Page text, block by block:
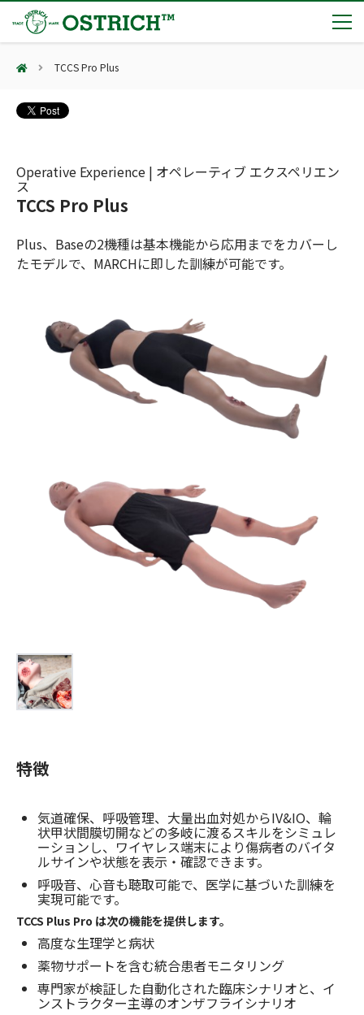
製品カテゴリー
輸血保冷庫
(Bear Avoidance)
(Cut Resistant)
(Massive Hemorrhage)
気道管理
(Airway)
循環管理
(Circulation)
低体温防止
(Hypothermia)
もっと見る
夏季休業のお知らせ
2展示会【①危機管理産業展(RISCON TOKYO)2026】【②テロ対策特殊装備展（SEECAT）】に同時出展いたします
オーストリッチ熊対策カタログ
総合カタログ掲載のお知らせ
もっと見る
会社案内
会社概要
カタログ
採用情報（外部サイトに移動します）
お問合せ
English 日本語
TCCS Pro Plus
Operative Experience | オペレーティブ エクスペリエン
ス
TCCS Pro Plus
Plus、Baseの2機種は基本機能から応用までをカバーし
たモデルで、MARCHに即した訓練が可能です。
特徴
気道確保、呼吸管理、大量出血対処からIV&IO、輪
状甲状間膜切開などの多岐に渡るスキルをシミュレ
ーションし、ワイヤレス端末により傷病者のバイタ
ルサインや状態を表示・確認できます。
呼吸音、心音も聴取可能で、医学に基づいた訓練を
実現可能です。
TCCS Plus Pro は次の機能を提供します。
高度な生理学と病状
薬物サポートを含む統合患者モニタリング
専門家が検証した自動化された臨床シナリオと、イ
ンストラクター主導のオンザフライシナリオ